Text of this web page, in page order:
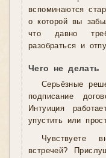
вспоминаются
о которой вы
что давно
разобраться и
Чего не делать
Серьёзные
подписание
Интуиция
упустить или
Чувствуете
встречей?